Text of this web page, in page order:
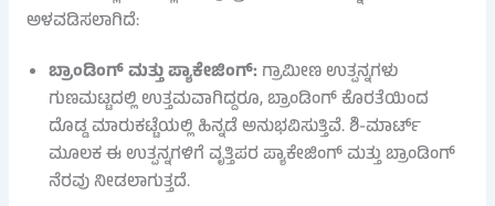
ಅಳವಡಿಸಲಾಗಿದೆ:
ಬ್ರಾಂಡಿಂಗ್ ಮತ್ತು ಪ್ಯಾಕೇಜಿಂಗ್: ಗ್ರಾಮೀಣ ಉತ್ಪನ್ನಗಳು
ಗುಣಮಟ್ಟದಲ್ಲಿ ಉತ್ತಮವಾಗಿದ್ದರೂ, ಬ್ರಾಂಡಿಂಗ್ ಕೊರತೆಯಿಂದ
ದೊಡ್ಡ ಮಾರುಕಟ್ಟೆಯಲ್ಲಿ ಹಿನ್ನಡೆ ಅನುಭವಿಸುತ್ತಿವೆ. ಶಿ-ಮಾರ್ಟ್
ಮೂಲಕ ಈ ಉತ್ಪನ್ನಗಳಿಗೆ ವೃತ್ತಿಪರ ಪ್ಯಾಕೇಜಿಂಗ್ ಮತ್ತು ಬ್ರಾಂಡಿಂಗ್
ನೆರವು ನೀಡಲಾಗುತ್ತದೆ.